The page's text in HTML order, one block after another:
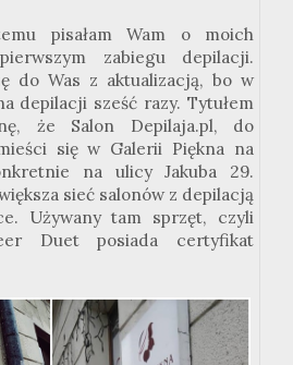
pisałam Wam o moich
zabiegu depilacji.
do Was z aktualizacją, bo w
depilacji sześć razy. Tytułem
że Salon Depilaja.pl, do
się w Galerii Piękna na
na ulicy Jakuba 29.
sieć salonów z depilacją
Używany tam sprzęt, czyli
Duet posiada certyfikat